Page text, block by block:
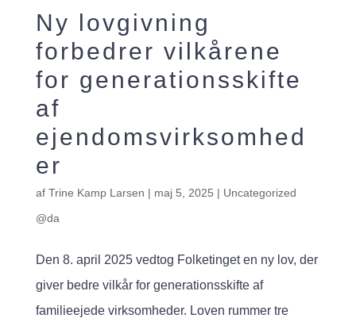
Ny lovgivning
forbedrer vilkårene
for generationsskifte
af
ejendomsvirksomhed
er
af Trine Kamp Larsen | maj 5, 2025 | Uncategorized
@da
Den 8. april 2025 vedtog Folketinget en ny lov, der
giver bedre vilkår for generationsskifte af
familieejede virksomheder. Loven rummer tre